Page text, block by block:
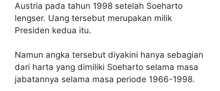
Austria pada tahun 1998 setelah Soeharto
lengser. Uang tersebut merupakan milik
Presiden kedua itu.
Namun angka tersebut diyakini hanya sebagian
dari harta yang dimiliki Soeharto selama masa
jabatannya selama masa periode 1966-1998.